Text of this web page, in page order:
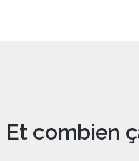
Et combien